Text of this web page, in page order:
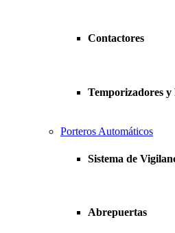
Contactores
Temporizadores
Porteros Automáticos
Sistema de
Abrepuertas